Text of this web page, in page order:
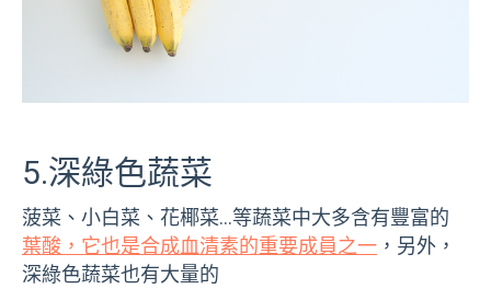
5.深綠色蔬菜
菠菜、小白菜、花椰菜…等蔬菜中大多含有豐富的
葉酸，它也是合成血清素的重要成員之一 ，另外，
深綠色蔬菜也有大量的